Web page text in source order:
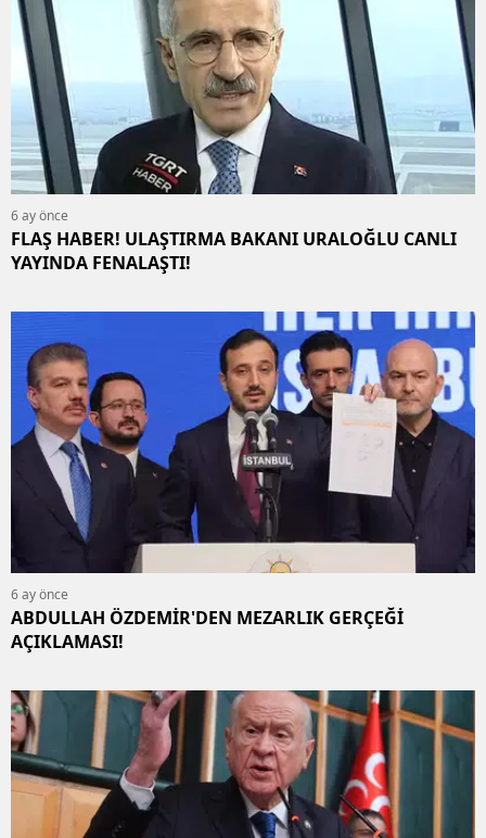
6 ay önce
FLAŞ HABER! ULAŞTIRMA BAKANI URALOĞLU CANLI
YAYINDA FENALAŞTI!
6 ay önce
ABDULLAH ÖZDEMİR'DEN MEZARLIK GERÇEĞİ
AÇIKLAMASI!